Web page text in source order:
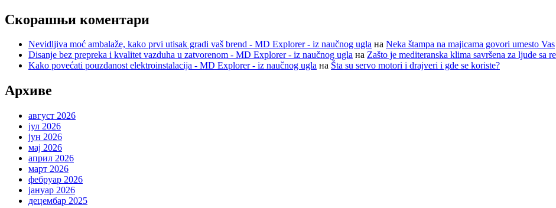
Скорашњи коментари
Nevidljiva moć ambalaže, kako prvi utisak gradi vaš brend - MD Explorer - iz naučnog ugla на Neka štampa na majicama govori umesto Vas
Disanje bez prepreka i kvalitet vazduha u zatvorenom - MD Explorer - iz naučnog ugla на Zašto je mediteranska klima savršena za ljude sa
Kako povećati pouzdanost elektroinstalacija - MD Explorer - iz naučnog ugla на Šta su servo motori i drajveri i gde se koriste?
Архиве
август 2026
јул 2026
јун 2026
мај 2026
април 2026
март 2026
фебруар 2026
јануар 2026
децембар 2025